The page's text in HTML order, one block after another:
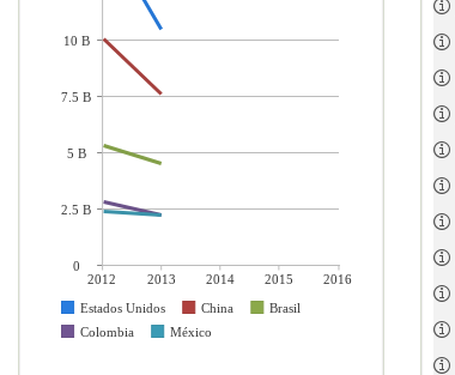
2012 2013 2014 2015
2016
Estados Unidos
China
Brasil
Colombia
México
10 B
7.5 B
5 B
2.5 B
0